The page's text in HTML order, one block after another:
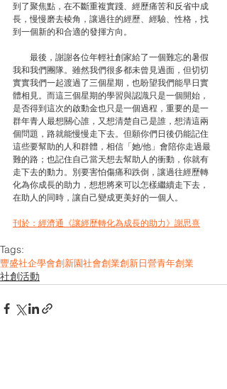
到了聚焦點，在不斷重複實踐、經歷痛苦和反省中成
長，慢慢磨去棱角，讓過往的經歷、經驗、性格，找
到一個新的和合適的發揮方向。
最後，謝謝各位年輕社創家給了一個難忘的暑假
我和我們團隊。雖然我們很多都未曾見過面，但切切
實實我們一起渡過了三個星期，也盼望我們能早日實
體相見。而這三個星期的學習與認識只是一個開始，
是否得到這次的啟動金也只是一個過程，重要的是一
群年青人最想關心誰，又想清楚自己是誰，想清這兩
個問題，路就能慢慢走下去。但願你們日後仍能記住
這些要幫助的人和群體，相信「她/他」會陪你走過最
難的路；也記住自己當天想去幫助人的衝動，你就有
走下去的動力。別要害怕傷痛和跌倒，讓過往經歷轉
化為你成長的助力，想想將來可以怎樣繼續走下去，
在助人的同時，讓自己變成更美好的一個人。
刊於：經濟通《讓經歷轉化為成長的助力》謝思熹
Tags:
豐盛社企學會創新園社會創業創新日營青年創業
社創活動